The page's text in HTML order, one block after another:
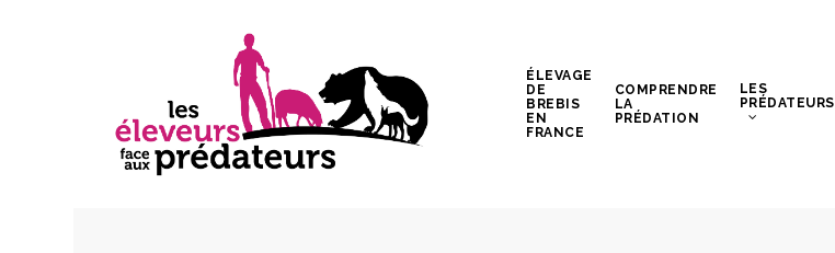
ÉLEVAGE
DE
BREBIS
EN
FRANCE
COMPRENDRE
LA
PRÉDATION
LES
PRÉDATEURS